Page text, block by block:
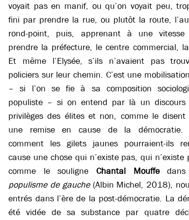
voyait pas en manif, ou qu’on voyait peu,
fini par prendre la rue, ou plutôt la route,
rond-point, puis, apprenant à une
prendre la préfecture, le centre commercial,
Et même l’Elysée, s’ils n’avaient pas
policiers sur leur chemin. C’est une
– si l’on se fie à sa composition
populiste – si on entend par là un discours
privilèges des élites et non, comme le disent
une remise en cause de la démocratie.
comment les gilets jaunes pourraient-ils
cause une chose qui n’existe pas, qui n’existe
comme le souligneChantal Mouffedans
populisme de gauche(Albin Michel, 2018),
entrés dans l’ère de la post-démocratie. La
été vidée de sa substance par quatre